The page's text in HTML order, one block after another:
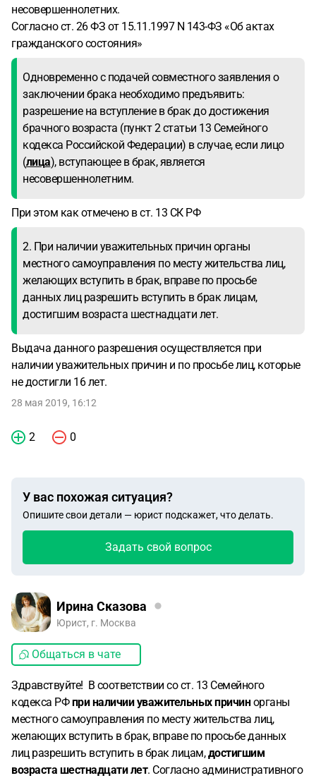
несовершеннолетних.
Согласно ст. 26 ФЗ от 15.11.1997 N 143-ФЗ «Об актах
гражданского состояния»
Одновременно с подачей совместного заявления о
заключении брака необходимо предъявить:
разрешение на вступление в брак до достижения
брачного возраста (пункт 2 статьи 13 Семейного
кодекса Российской Федерации) в случае, если лицо
(лица), вступающее в брак, является
несовершеннолетним.
При этом как отмечено в ст. 13 СК РФ
2. При наличии уважительных причин органы
местного самоуправления по месту жительства лиц,
желающих вступить в брак, вправе по просьбе
данных лиц разрешить вступить в брак лицам,
достигшим возраста шестнадцати лет.
Выдача данного разрешения осуществляется при
наличии уважительных причин и по просьбе лиц, которые
не достигли 16 лет.
28 мая 2019, 16:12
2 0
У вас похожая ситуация?
Опишите свои детали — юрист подскажет, что делать.
Задать свой вопрос
Ирина Сказова
Юрист, г. Москва
Общаться в чате
Здравствуйте! В соответствии со ст. 13 Семейного
кодекса РФпри наличии уважительных причинорганы
местного самоуправления по месту жительства лиц,
желающих вступить в брак, вправе по просьбе данных
лиц разрешить вступить в брак лицам,достигшим
возраста шестнадцати лет. Согласно административного